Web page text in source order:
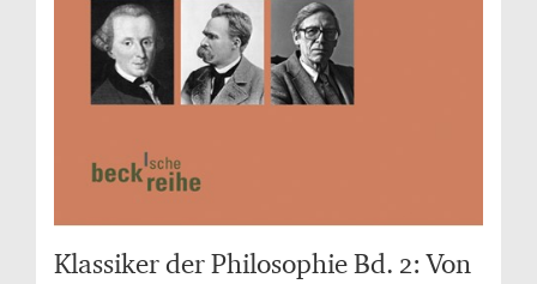
Klassiker der Philosophie Bd. 2: Von